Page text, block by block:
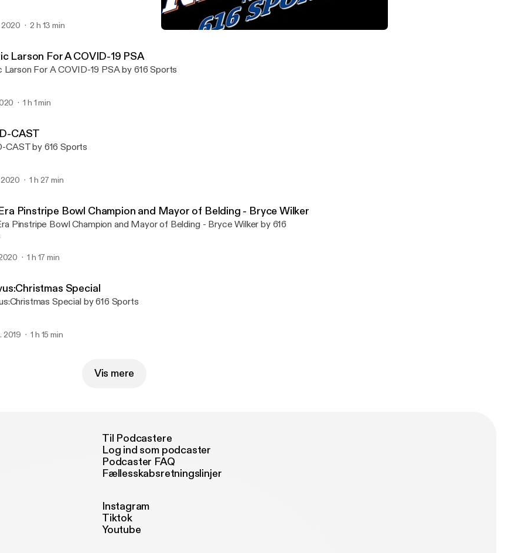
2020 2 h 13 min
Larson For A COVID-19 PSA
Larson For A COVID-19 PSA by 616 Sports
1 h 1 min
CAST
CAST by 616 Sports
2020 1 h 27 min
Pinstripe Bowl Champion and Mayor of Belding - Bryce Wilker
Pinstripe Bowl Champion and Mayor of Belding - Bryce Wilker by 616
1 h 17 min
Special
Special by 616 Sports
2019 1 h 15 min
Vis mere
Til Podcastere
Log ind som podcaster
Podcaster FAQ
Fællesskabsretningslinjer
Instagram
Tiktok
Youtube